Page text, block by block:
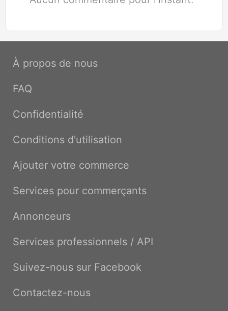
À propos de nous
FAQ
Confidentialité
Conditions d'utilisation
Ajouter votre commerce
Services pour commerçants
Annonceurs
Services professionnels / API
Suivez-nous sur Facebook
Contactez-nous